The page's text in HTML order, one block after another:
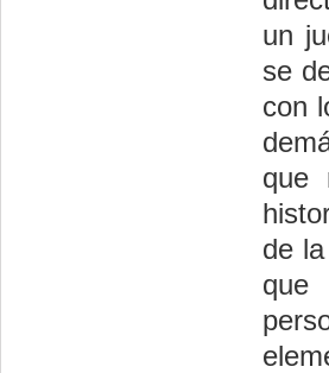
un
se
con
que
de
que